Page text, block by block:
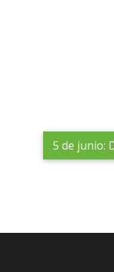
5 de junio: